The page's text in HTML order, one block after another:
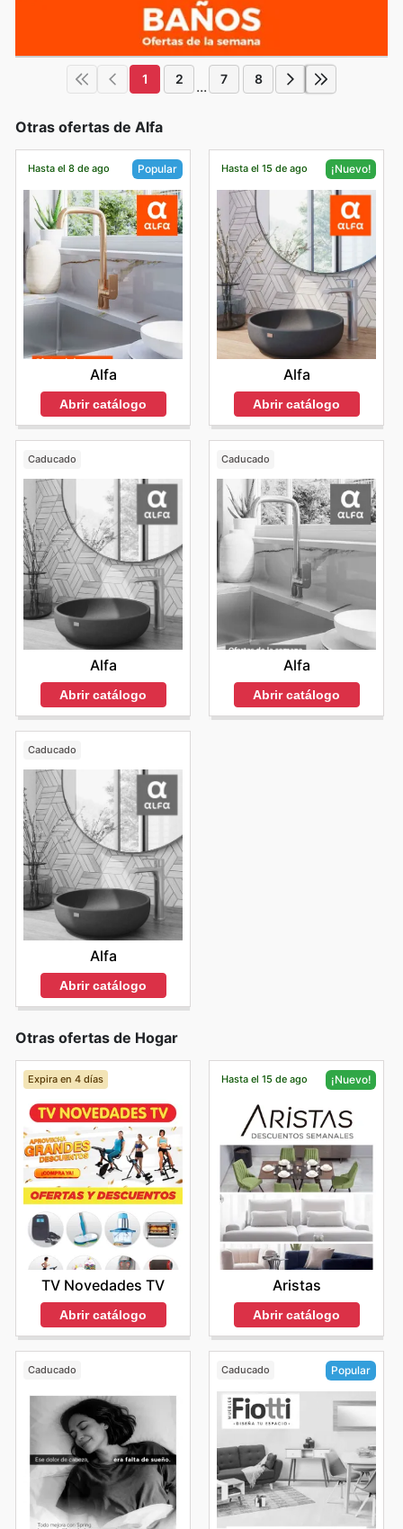
1 2 ... 7 8
Otras ofertas de Alfa
Hasta el 8 de ago Popular
Alfa
Abrir catálogo
Hasta el 15 de ago ¡Nuevo!
Alfa
Abrir catálogo
Caducado
Alfa
Abrir catálogo
Caducado
Alfa
Abrir catálogo
Caducado
Alfa
Abrir catálogo
Otras ofertas de Hogar
Expira en 4 días
TV Novedades TV
Abrir catálogo
Hasta el 15 de ago ¡Nuevo!
Aristas
Abrir catálogo
Caducado Caducado Popular